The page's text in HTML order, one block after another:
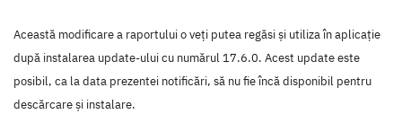
Această modificare a raportului o veţi putea regăsi şi utiliza în aplicaţie
după instalarea update-ului cu numărul 17.6.0. Acest update este
posibil, ca la data prezentei notificări, să nu fie încă disponibil pentru
descărcare şi instalare.